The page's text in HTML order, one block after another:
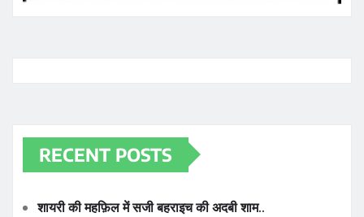
RECENT POSTS
शायरी की महफ़िल में सजी बहराइच की अदबी शाम..